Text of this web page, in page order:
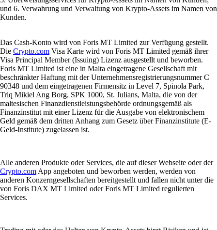
und 6. Verwahrung und Verwaltung von Krypto-Assets im Namen von
Kunden.
Das Cash-Konto wird von Foris MT Limited zur Verfügung gestellt.
Die Crypto.com Visa Karte wird von Foris MT Limited gemäß ihrer
Visa Principal Member (Issuing) Lizenz ausgestellt und beworben.
Foris MT Limited ist eine in Malta eingetragene Gesellschaft mit
beschränkter Haftung mit der Unternehmensregistrierungsnummer C
90348 und dem eingetragenen Firmensitz in Level 7, Spinola Park,
Triq Mikiel Ang Borg, SPK 1000, St. Julians, Malta, die von der
maltesischen Finanzdienstleistungsbehörde ordnungsgemäß als
Finanzinstitut mit einer Lizenz für die Ausgabe von elektronischem
Geld gemäß dem dritten Anhang zum Gesetz über Finanzinstitute (E-
Geld-Institute) zugelassen ist.
Alle anderen Produkte oder Services, die auf dieser Webseite oder der
Crypto.com App angeboten und beworben werden, werden von
anderen Konzerngesellschaften bereitgestellt und fallen nicht unter die
von Foris DAX MT Limited oder Foris MT Limited regulierten
Services.